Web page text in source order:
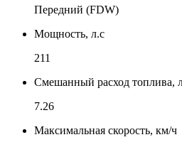
Передний (FDW)
Мощность, л.с
211
Смешанный расход топлива,
7.26
Максимальная скорость, км/ч